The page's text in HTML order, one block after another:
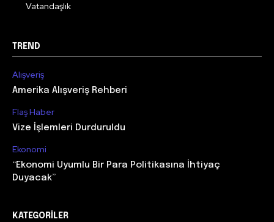
Vatandaşlık
TREND
Alışveriş
Amerika Alışveriş Rehberi
Flaş Haber
Vize İşlemleri Durduruldu
Ekonomi
“Ekonomi Uyumlu Bir Para Politikasına İhtiyaç
Duyacak”
KATEGORILER